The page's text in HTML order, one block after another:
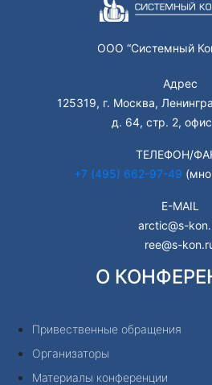
ООО “Системный
Адрес
125319, г. Москва,
д. 64, стр. 2,
ТЕЛЕФОН/
+7 (495) 662-97-49
E-MAIL
arctic@s-
ree@s-
О
Привественные обращения
Организаторы
Материалы конференции